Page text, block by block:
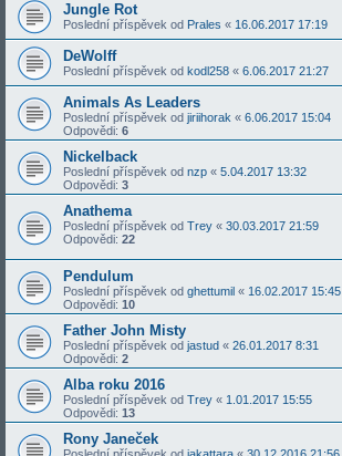
Jungle Rot
Poslední příspěvek od Prales « 16.06.2017 17:19
DeWolff
Poslední příspěvek od kodl258 « 6.06.2017 21:27
Animals As Leaders
Poslední příspěvek od jiriihorak « 6.06.2017 15:04
Odpovědi: 6
Nickelback
Poslední příspěvek od nzp « 5.04.2017 13:32
Odpovědi: 3
Anathema
Poslední příspěvek od Trey « 30.03.2017 21:59
Odpovědi: 22
Pendulum
Poslední příspěvek od ghettumil « 16.02.2017 15:45
Odpovědi: 10
Father John Misty
Poslední příspěvek od jastud « 26.01.2017 8:31
Odpovědi: 2
Alba roku 2016
Poslední příspěvek od Trey « 1.01.2017 15:55
Odpovědi: 13
Rony Janeček